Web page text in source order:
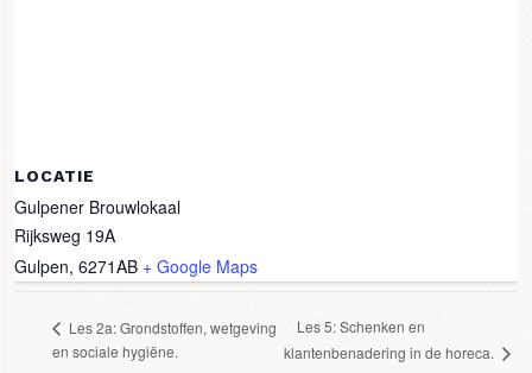
LOCATIE
Gulpener Brouwlokaal
Rijksweg 19A
Gulpen, 6271AB + Google Maps
Les 2a: Grondstoffen, wetgeving
en sociale hygiëne.
Les 5: Schenken en
klantenbenadering in de horeca.